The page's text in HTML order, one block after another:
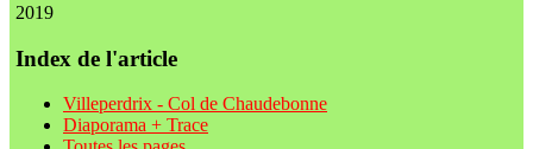
2019
Index de l'article
Villeperdrix - Col de Chaudebonne
Diaporama + Trace